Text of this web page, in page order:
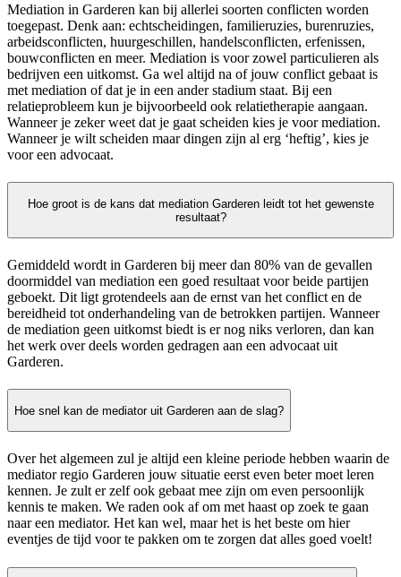
Mediation in Garderen kan bij allerlei soorten conflicten worden
toegepast. Denk aan: echtscheidingen, familieruzies, burenruzies,
arbeidsconflicten, huurgeschillen, handelsconflicten, erfenissen,
bouwconflicten en meer. Mediation is voor zowel particulieren als
bedrijven een uitkomst. Ga wel altijd na of jouw conflict gebaat is
met mediation of dat je in een ander stadium staat. Bij een
relatieprobleem kun je bijvoorbeeld ook relatietherapie aangaan.
Wanneer je zeker weet dat je gaat scheiden kies je voor mediation.
Wanneer je wilt scheiden maar dingen zijn al erg ‘heftig’, kies je
voor een advocaat.
Hoe groot is de kans dat mediation Garderen leidt tot het gewenste
resultaat?
Gemiddeld wordt in Garderen bij meer dan 80% van de gevallen
doormiddel van mediation een goed resultaat voor beide partijen
geboekt. Dit ligt grotendeels aan de ernst van het conflict en de
bereidheid tot onderhandeling van de betrokken partijen. Wanneer
de mediation geen uitkomst biedt is er nog niks verloren, dan kan
het werk over deels worden gedragen aan een advocaat uit
Garderen.
Hoe snel kan de mediator uit Garderen aan de slag?
Over het algemeen zul je altijd een kleine periode hebben waarin de
mediator regio Garderen jouw situatie eerst even beter moet leren
kennen. Je zult er zelf ook gebaat mee zijn om even persoonlijk
kennis te maken. We raden ook af om met haast op zoek te gaan
naar een mediator. Het kan wel, maar het is het beste om hier
eventjes de tijd voor te pakken om te zorgen dat alles goed voelt!